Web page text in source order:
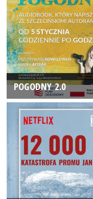
POGODNY 2.0